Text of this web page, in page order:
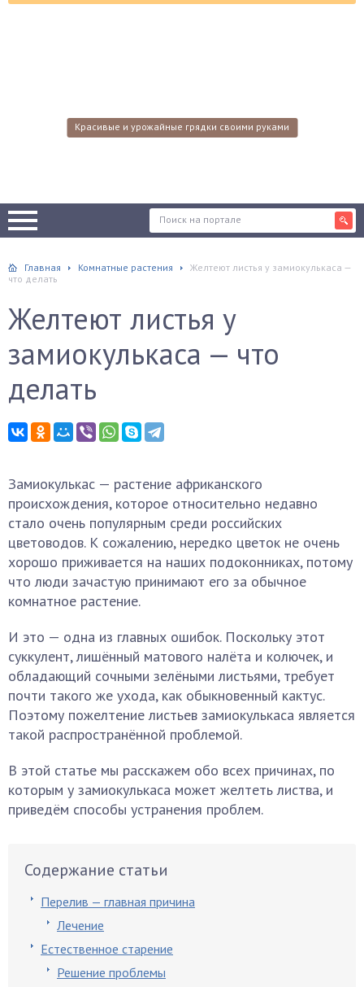
Красивые и урожайные грядки своими руками
Главная Комнатные растения
Желтеют листья у замиокулькаса —
что делать
Желтеют листья у
замиокулькаса — что
делать
Замиокулькас — растение африканского
происхождения, которое относительно недавно
стало очень популярным среди российских
цветоводов. К сожалению, нередко цветок не очень
хорошо приживается на наших подоконниках, потому
что люди зачастую принимают его за обычное
комнатное растение.
И это — одна из главных ошибок. Поскольку этот
суккулент, лишённый матового налёта и колючек, и
обладающий сочными зелёными листьями, требует
почти такого же ухода, как обыкновенный кактус.
Поэтому пожелтение листьев замиокулькаса является
такой распространённой проблемой.
В этой статье мы расскажем обо всех причинах, по
которым у замиокулькаса может желтеть листва, и
приведём способы устранения проблем.
Содержание статьи
Перелив — главная причина
Лечение
Естественное старение
Решение проблемы